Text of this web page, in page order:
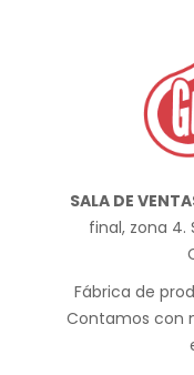
SALA DE
final, zona 4.
Fábrica de
Contamos con